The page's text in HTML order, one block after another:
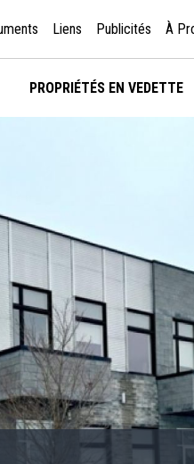
Liens Publicités À
PROPRIÉTÉS EN VEDETTE